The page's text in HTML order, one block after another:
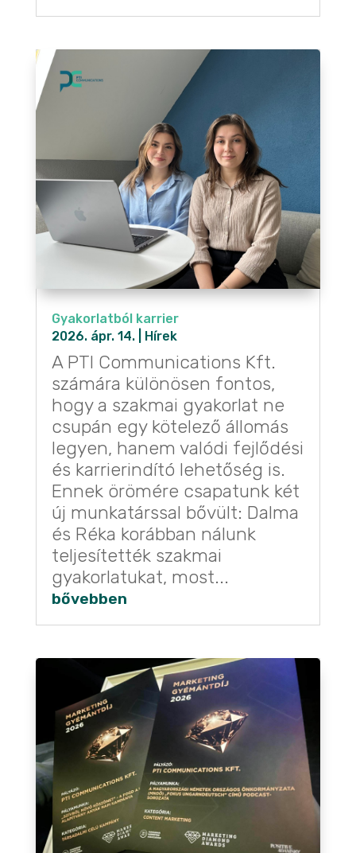
Gyakorlatból karrier
2026. ápr. 14.| Hírek
A PTI Communications Kft.
számára különösen fontos,
hogy a szakmai gyakorlat ne
csupán egy kötelező állomás
legyen, hanem valódi fejlődési
és karrierindító lehetőség is.
Ennek örömére csapatunk két
új munkatárssal bővült: Dalma
és Réka korábban nálunk
teljesítették szakmai
gyakorlatukat, most...
bővebben